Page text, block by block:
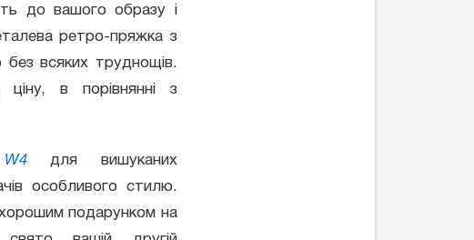
до вашого образу і
ретро-пряжка з
всяких труднощів.
в порівнянні з
для вишуканих
особливого стилю.
хорошим подарунком на